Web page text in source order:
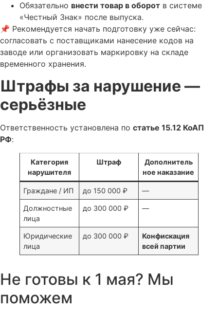
Обязательно внести товар в оборот в системе
«Честный Знак» после выпуска.
📌 Рекомендуется начать подготовку уже сейчас:
согласовать с поставщиками нанесение кодов на
заводе или организовать маркировку на складе
временного хранения.
Штрафы за нарушение —
серьёзные
Ответственность установлена по статье 15.12 КоАП
РФ:
Категория
нарушителя
Штраф
Дополнитель
ное наказание
Граждане / ИП до 150 000 ₽ —
Должностные
лица
до 300 000 ₽ —
Юридические
лица
до 300 000 ₽
Конфискация
всей партии
Не готовы к 1 мая? Мы
поможем